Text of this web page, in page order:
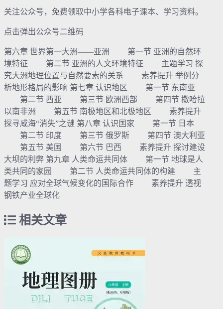
关注公众号，免费领取中小学各科电子课本、学习资料。
点击弹出公众号二维码
第六章 世界第一大洲——亚洲 第一节 亚洲的自然环
境特征 第二节 亚洲的人文环境特征 主题学习 探
究大洲地理位置与自然要素的关系 素养提升 举例分
析地形格局的影响 第七章 认识地区 第一节 东南亚
第二节 西亚 第三节 欧洲西部 第四节 撒哈拉
以南非洲 第五节 南极地区和北极地区 素养提升
探寻咸海“消失”之谜 第八章 认识国家 第一节 日本
第二节 印度 第三节 俄罗斯 第四节 澳大利亚
第五节 美国 第六节 巴西 素养提升 探讨建设
大坝的利弊 第九章 人类命运共同体 第一节 地球是人
类共同的家园 第二节 人类命运共同体的构建 主
题学习 应对全球气候变化的国际合作 素养提升 透视
钢铁产业全球化
相关文章